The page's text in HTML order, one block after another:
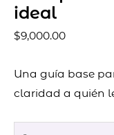
ideal
$9,000.00
Una guía base
claridad a quién